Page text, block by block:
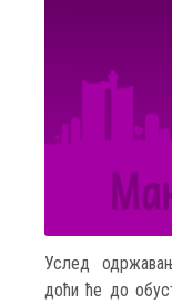
Услед
доћи ће до